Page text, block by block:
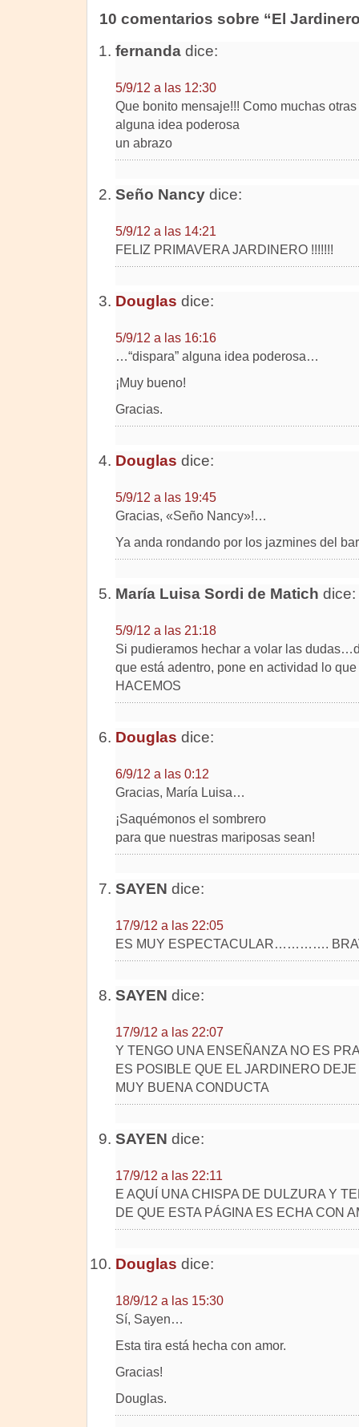
10 comentarios sobre “El
fernandadice:
5/9/12 a las 12:30
Que bonito mensaje!!! Como muchas
alguna idea poderosa
un abrazo
Seño Nancydice:
5/9/12 a las 14:21
FELIZ PRIMAVERA JARDINERO !!!!!!!
Douglas dice:
5/9/12 a las 16:16
…“dispara” alguna idea poderosa…
¡Muy bueno!
Gracias.
Douglas dice:
5/9/12 a las 19:45
Gracias, «Seño Nancy»!…
Ya anda rondando por los jazmines del
María Luisa Sordi de Matich dice:
5/9/12 a las 21:18
Si pudieramos hechar a volar las
que está adentro, pone en actividad lo
HACEMOS
Douglas dice:
6/9/12 a las 0:12
Gracias, María Luisa…
¡Saquémonos el sombrero
para que nuestras mariposas sean!
SAYEN dice:
17/9/12 a las 22:05
ES MUY ESPECTACULAR………….
SAYEN dice:
17/9/12 a las 22:07
Y TENGO UNA ENSEÑANZA NO ES
ES POSIBLE QUE EL JARDINERO
MUY BUENA CONDUCTA
SAYEN dice:
17/9/12 a las 22:11
E AQUÍ UNA CHISPA DE DULZURA Y
DE QUE ESTA PÁGINA ES ECHA CON
Douglas dice:
18/9/12 a las 15:30
Sí, Sayen…
Esta tira está hecha con amor.
Gracias!
Douglas.